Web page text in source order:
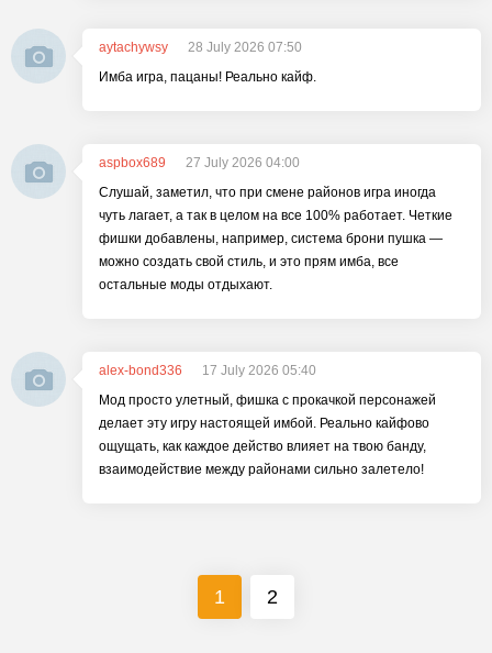
aytachywsy
28 July 2026 07:50
Имба игра, пацаны! Реально кайф.
aspbox689
27 July 2026 04:00
Слушай, заметил, что при смене районов игра иногда
чуть лагает, а так в целом на все 100% работает. Четкие
фишки добавлены, например, система брони пушка —
можно создать свой стиль, и это прям имба, все
остальные моды отдыхают.
alex-bond336
17 July 2026 05:40
Мод просто улетный, фишка с прокачкой персонажей
делает эту игру настоящей имбой. Реально кайфово
ощущать, как каждое действо влияет на твою банду,
взаимодействие между районами сильно залетело!
1 2